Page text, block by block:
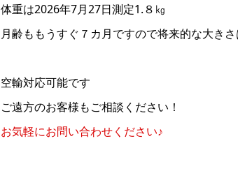
体重は2026年7月27日測定1.８㎏
月齢ももうすぐ７カ月ですので将来的な大き
空輸対応可能です
ご遠方のお客様もご相談ください！
お気軽にお問い合わせください♪